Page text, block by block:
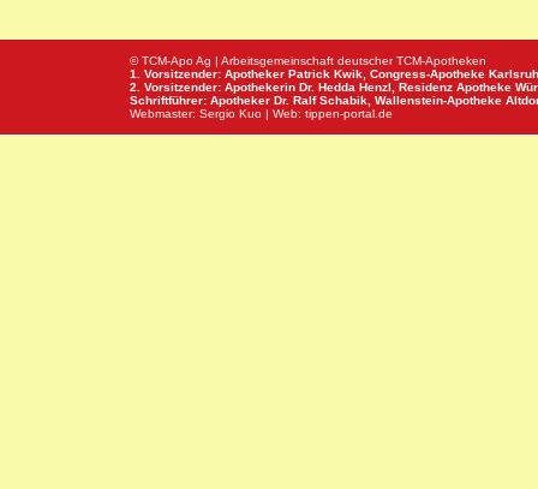
© TCM-Apo Ag | Arbeitsgemeinschaft deutscher TCM-Apotheken
1. Vorsitzender: Apotheker Patrick Kwik, Congress-Apotheke
2. Vorsitzender: Apothekerin Dr. Hedda Henzl, Residenz Apotheke
Schriftführer: Apotheker Dr. Ralf Schabik, Wallenstein-Apotheke
Webmaster: Sergio Kuo | Web: tippen-portal.de